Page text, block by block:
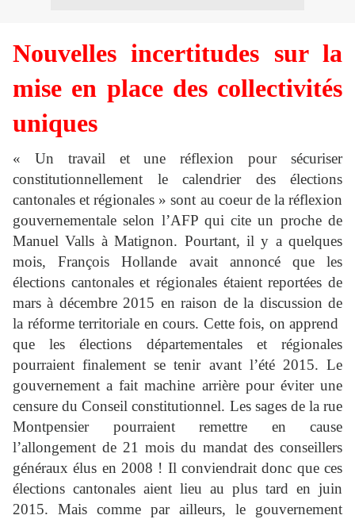
Nouvelles incertitudes sur la
mise en place des collectivités
uniques
« Un travail et une réflexion pour sécuriser
constitutionnellement le calendrier des élections
cantonales et régionales » sont au coeur de la réflexion
gouvernementale selon l’AFP qui cite un proche de
Manuel Valls à Matignon. Pourtant, il y a quelques
mois, François Hollande avait annoncé que les
élections cantonales et régionales étaient reportées de
mars à décembre 2015 en raison de la discussion de
la réforme territoriale en cours. Cette fois, on apprend
que les élections départementales et régionales
pourraient finalement se tenir avant l’été 2015. Le
gouvernement a fait machine arrière pour éviter une
censure du Conseil constitutionnel. Les sages de la rue
Montpensier pourraient remettre en cause
l’allongement de 21 mois du mandat des conseillers
généraux élus en 2008 ! Il conviendrait donc que ces
élections cantonales aient lieu au plus tard en juin
2015. Mais comme par ailleurs, le gouvernement